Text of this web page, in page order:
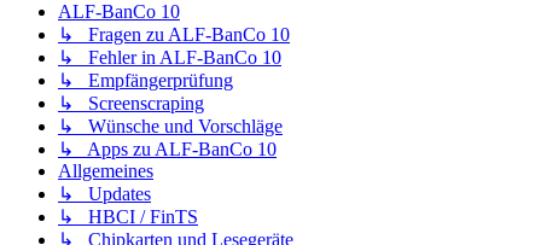
ALF-BanCo 10
↳ Fragen zu ALF-BanCo 10
↳ Fehler in ALF-BanCo 10
↳ Empfängerprüfung
↳ Screenscraping
↳ Wünsche und Vorschläge
↳ Apps zu ALF-BanCo 10
Allgemeines
↳ Updates
↳ HBCI / FinTS
↳ Chipkarten und Lesegeräte